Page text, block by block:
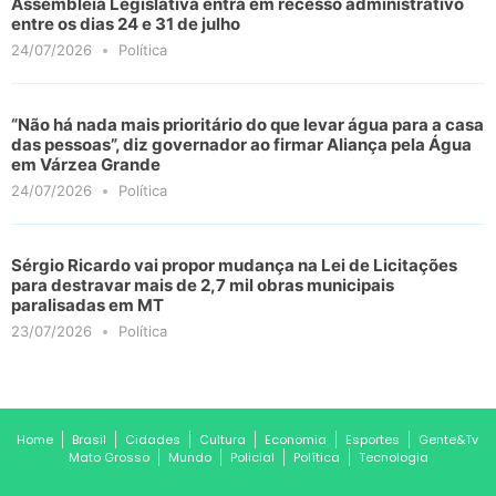
entre os dias 24 e 31 de julho
24/07/2026 Política
“Não há nada mais prioritário do que levar água para a casa
das pessoas”, diz governador ao firmar Aliança pela Água
em Várzea Grande
24/07/2026 Política
Sérgio Ricardo vai propor mudança na Lei de Licitações
para destravar mais de 2,7 mil obras municipais
paralisadas em MT
23/07/2026 Política
Home Brasil Cidades Cultura Economia Esportes
Gente&Tv
Mato Grosso
Mundo Policial Política Tecnologia